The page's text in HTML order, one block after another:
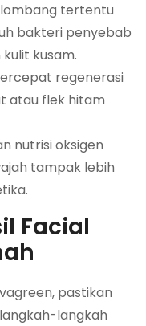
tertentu
bakteri penyebab
kusam.
regenerasi
atau flek hitam
nutrisi oksigen
tampak lebih
Facial
pastikan
langkah